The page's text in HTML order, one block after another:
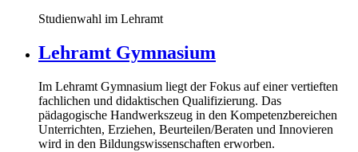
Studienwahl im Lehramt
Lehramt Gymnasium
Im Lehramt Gymnasium liegt der Fokus auf einer vertieften
fachlichen und didaktischen Qualifizierung. Das
pädagogische Handwerkszeug in den Kompetenzbereichen
Unterrichten, Erziehen, Beurteilen/Beraten und Innovieren
wird in den Bildungswissenschaften erworben.